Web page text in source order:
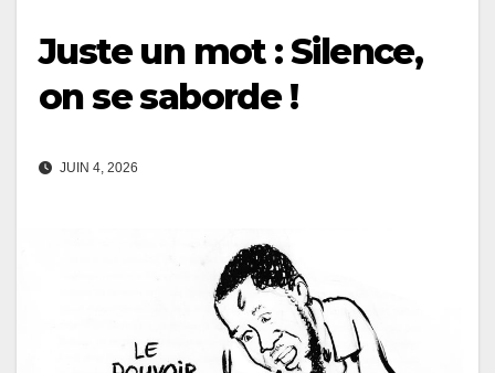
Juste un mot : Silence,
on se saborde !
JUIN 4, 2026